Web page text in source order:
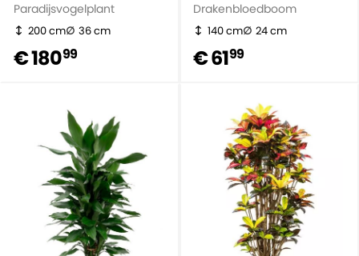
Paradijsvogelplant
200 cm 36 cm
€ 18099
Drakenbloedboom
140 cm 24 cm
€ 6199